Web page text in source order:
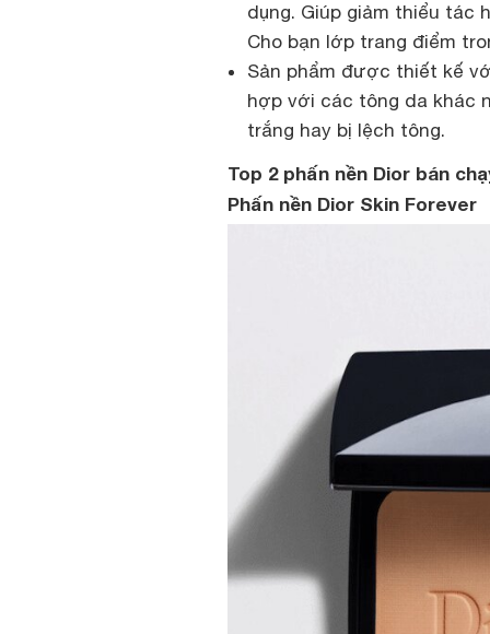
dụng. Giúp giảm thiểu tác
Cho bạn lớp trang điểm
Sản phẩm được thiết kế
hợp với các tông da khác
trắng hay bị lệch tông.
Top 2 phấn nền Dior bán
Phấn nền Dior Skin Forever